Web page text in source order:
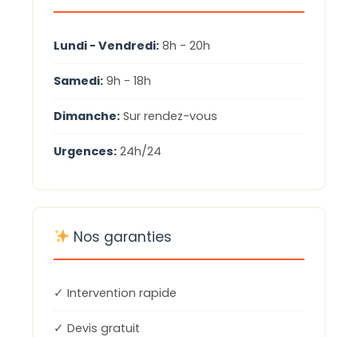
Lundi - Vendredi: 8h - 20h
Samedi: 9h - 18h
Dimanche: Sur rendez-vous
Urgences: 24h/24
Nos garanties
✓ Intervention rapide
✓ Devis gratuit